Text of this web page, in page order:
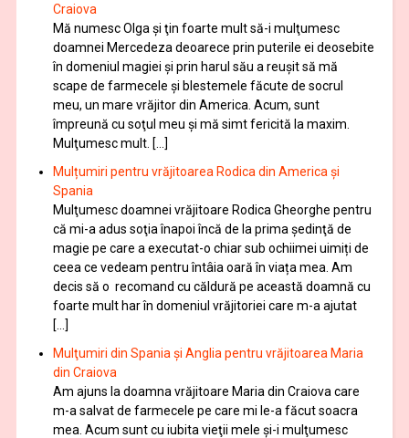
Craiova
Mă numesc Olga şi ţin foarte mult să-i mulţumesc
doamnei Mercedeza deoarece prin puterile ei deosebite
în domeniul magiei şi prin harul său a reuşit să mă
scape de farmecele şi blestemele făcute de socrul
meu, un mare vrăjitor din America. Acum, sunt
împreună cu soţul meu şi mă simt fericită la maxim.
Mulţumesc mult. […]
Mulțumiri pentru vrăjitoarea Rodica din America și
Spania
Mulţumesc doamnei vrăjitoare Rodica Gheorghe pentru
că mi-a adus soţia înapoi încă de la prima şedinţă de
magie pe care a executat-o chiar sub ochiimei uimiți de
ceea ce vedeam pentru întâia oară în viața mea. Am
decis să o recomand cu căldură pe această doamnă cu
foarte mult har în domeniul vrăjitoriei care m-a ajutat
[…]
Mulţumiri din Spania şi Anglia pentru vrăjitoarea Maria
din Craiova
Am ajuns la doamna vrăjitoare Maria din Craiova care
m-a salvat de farmecele pe care mi le-a făcut soacra
mea. Acum sunt cu iubita vieţii mele şi-i mulţumesc